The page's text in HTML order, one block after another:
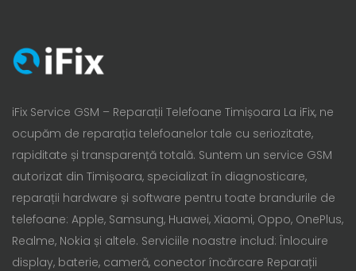
iFix Service GSM – Reparații Telefoane Timișoara La iFix, ne
ocupăm de reparația telefoanelor tale cu seriozitate,
rapiditate și transparență totală. Suntem un service GSM
autorizat din Timișoara, specializat în diagnosticare,
reparații hardware și software pentru toate brandurile de
telefoane: Apple, Samsung, Huawei, Xiaomi, Oppo, OnePlus,
Realme, Nokia și altele. Serviciile noastre includ: Înlocuire
display, baterie, cameră, conector încărcare Reparații